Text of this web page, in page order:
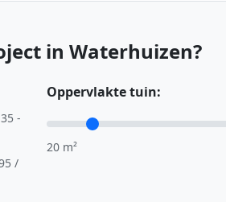
in Waterhuizen?
-
/
Oppervlakte tuin:
20 m²